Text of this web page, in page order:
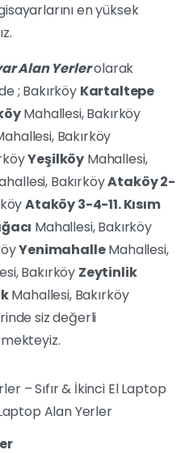
en yüksek
Alan Yerlerolarak
; Bakırköy Kartaltepe
Mahallesi, Bakırköy
Bakırköy
Yeşilköy Mahallesi,
BakırköyAtaköy 2-
Ataköy 3-4-11. Kısım
Mahallesi, Bakırköy
YenimahalleMahallesi,
Bakırköy Zeytinlik
Mahallesi, Bakırköy
siz değerli